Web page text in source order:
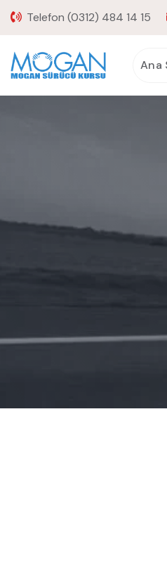
Telefon (0312) 484 14 15
Ana